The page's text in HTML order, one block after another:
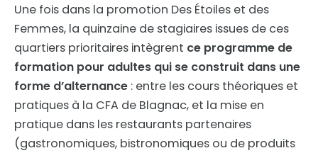
Une fois dans la promotion Des Étoiles et des
Femmes, la quinzaine de stagiaires issues de ces
quartiers prioritaires intègrent ce programme de
formation pour adultes qui se construit dans une
forme d’alternance : entre les cours théoriques et
pratiques à la CFA de Blagnac, et la mise en
pratique dans les restaurants partenaires
(gastronomiques, bistronomiques ou de produits